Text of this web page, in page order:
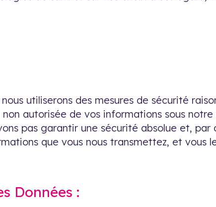
utiliserons des mesures de sécurité
autorisée de vos informations sous notre
pas garantir une sécurité absolue et, par
que vous nous transmettez, et vous
Données :